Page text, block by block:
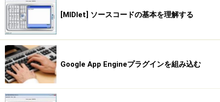
も機能はありません。
ではソースコードを解説しましょう
※記事内容は執筆時点のものです。最新の内容をご確認くださ
い。
※OSやアプリ、ソフトのバージョンによっては画面表示、操作方
法が異なる可能性があります。
[MIDlet] ソースコードの基本を理解する
Google App Engineプラグインを組み込む